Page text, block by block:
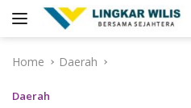
Home
Daerah
Daerah